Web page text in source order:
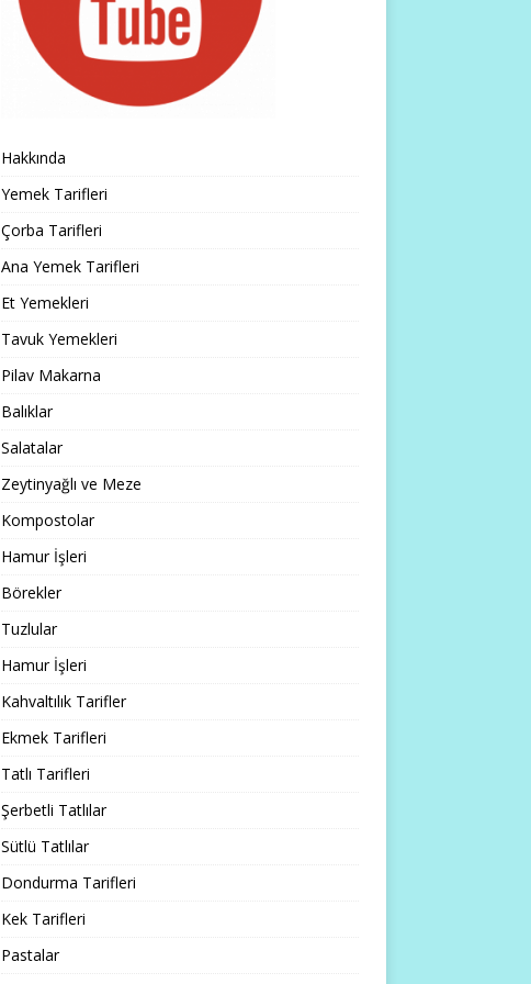
Hakkında
Yemek Tarifleri
Çorba Tarifleri
Ana Yemek Tarifleri
Et Yemekleri
Tavuk Yemekleri
Pilav Makarna
Balıklar
Salatalar
Zeytinyağlı ve Meze
Kompostolar
Hamur İşleri
Börekler
Tuzlular
Hamur İşleri
Kahvaltılık Tarifler
Ekmek Tarifleri
Tatlı Tarifleri
Şerbetli Tatlılar
Sütlü Tatlılar
Dondurma Tarifleri
Kek Tarifleri
Pastalar